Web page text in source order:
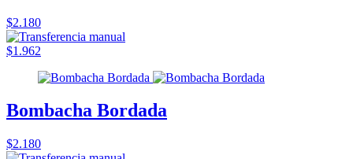
$2.180
$1.962
Bombacha Bordada
$2.180